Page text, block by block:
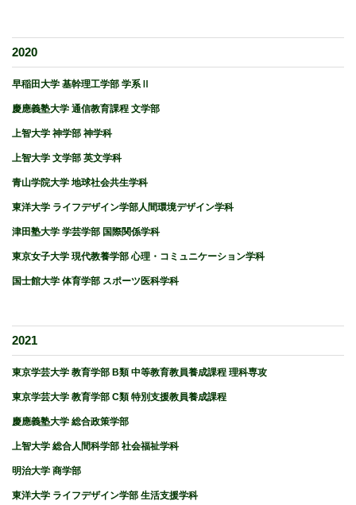
2020
早稲田大学 基幹理工学部 学系Ⅱ
慶應義塾大学 通信教育課程 文学部
上智大学 神学部 神学科
上智大学 文学部 英文学科
青山学院大学 地球社会共生学科
東洋大学 ライフデザイン学部人間環境デザイン学科
津田塾大学 学芸学部 国際関係学科
東京女子大学 現代教養学部 心理・コミュニケーション学科
国士館大学 体育学部 スポーツ医科学科
2021
東京学芸大学 教育学部 B類 中等教育教員養成課程 理科専攻
東京学芸大学 教育学部 C類 特別支援教員養成課程
慶應義塾大学 総合政策学部
上智大学 総合人間科学部 社会福祉学科
明治大学 商学部
東洋大学 ライフデザイン学部 生活支援学科